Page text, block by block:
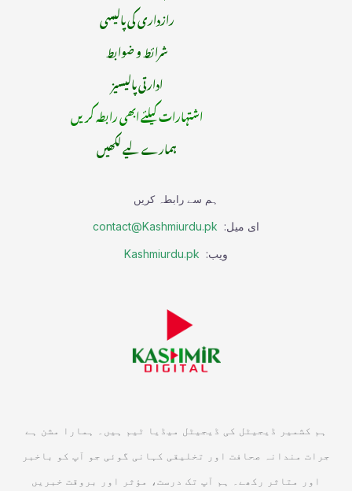
رازداری کی پالیسی
شرائط و ضوابط
ادارتی پالیسیز
اشتہارات کیلئے ابھی رابطہ کریں
ہمارے لیے لکھیں
ہم سے رابطہ کریں
ای میل: contact@Kashmiurdu.pk
ویب: Kashmiurdu.pk
ہم کشمیر ڈیجیٹل کی ڈیجیٹل میڈیا ٹیم ہیں۔ ہمارا مشن ہے
جرات مندانہ صحافت اور تخلیقی کہانی گوئی جو آپ کو باخبر
اور متاثر رکھے۔ ہم آپ تک درست، مؤثر اور بروقت خبریں